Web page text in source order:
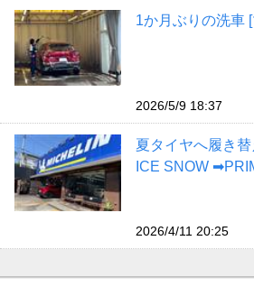
1か月ぶりの洗車
2026/5/9 18:37
夏タイヤへ履き
ICE SNOW
2026/4/11 20:25